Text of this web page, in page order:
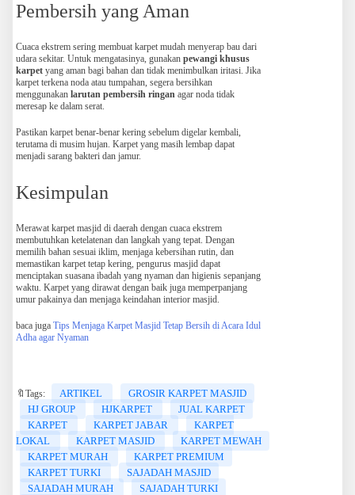
Pembersih yang Aman
Cuaca ekstrem sering membuat karpet mudah menyerap bau dari
udara sekitar. Untuk mengatasinya, gunakan pewangi khusus
karpet yang aman bagi bahan dan tidak menimbulkan iritasi. Jika
karpet terkena noda atau tumpahan, segera bersihkan
menggunakan larutan pembersih ringan agar noda tidak
meresap ke dalam serat.
Pastikan karpet benar-benar kering sebelum digelar kembali,
terutama di musim hujan. Karpet yang masih lembap dapat
menjadi sarang bakteri dan jamur.
Kesimpulan
Merawat karpet masjid di daerah dengan cuaca ekstrem
membutuhkan ketelatenan dan langkah yang tepat. Dengan
memilih bahan sesuai iklim, menjaga kebersihan rutin, dan
memastikan karpet tetap kering, pengurus masjid dapat
menciptakan suasana ibadah yang nyaman dan higienis sepanjang
waktu. Karpet yang dirawat dengan baik juga memperpanjang
umur pakainya dan menjaga keindahan interior masjid.
baca juga Tips Menjaga Karpet Masjid Tetap Bersih di Acara Idul
Adha agar Nyaman
🔖Tags: ARTIKEL
GROSIR KARPET MASJID
HJ GROUP
HJKARPET
JUAL KARPET
KARPET
KARPET JABAR
KARPET
LOKAL
KARPET MASJID
KARPET MEWAH
KARPET MURAH
KARPET PREMIUM
KARPET TURKI
SAJADAH MASJID
SAJADAH MURAH
SAJADAH TURKI